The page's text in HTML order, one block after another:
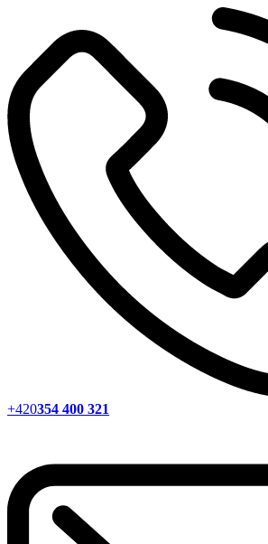
+420354 400 321